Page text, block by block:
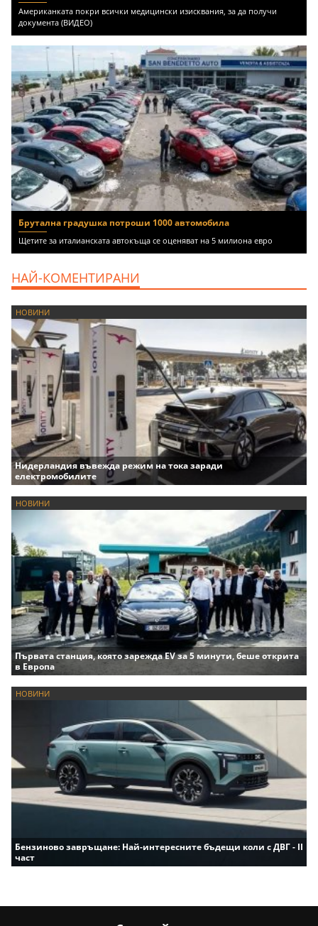
Американката покри всички медицински изисквания, за да получи
документа (ВИДЕО)
Брутална градушка потроши 1000 автомобила
Щетите за италианската автокъща се оценяват на 5 милиона евро
НАЙ-КОМЕНТИРАНИ
НОВИНИ
Нидерландия въвежда режим на тока заради
електромобилите
НОВИНИ
Първата станция, която зарежда EV за 5 минути, беше открита
в Европа
НОВИНИ
Бензиново завръщане: Най-интересните бъдещи коли с ДВГ - II
част